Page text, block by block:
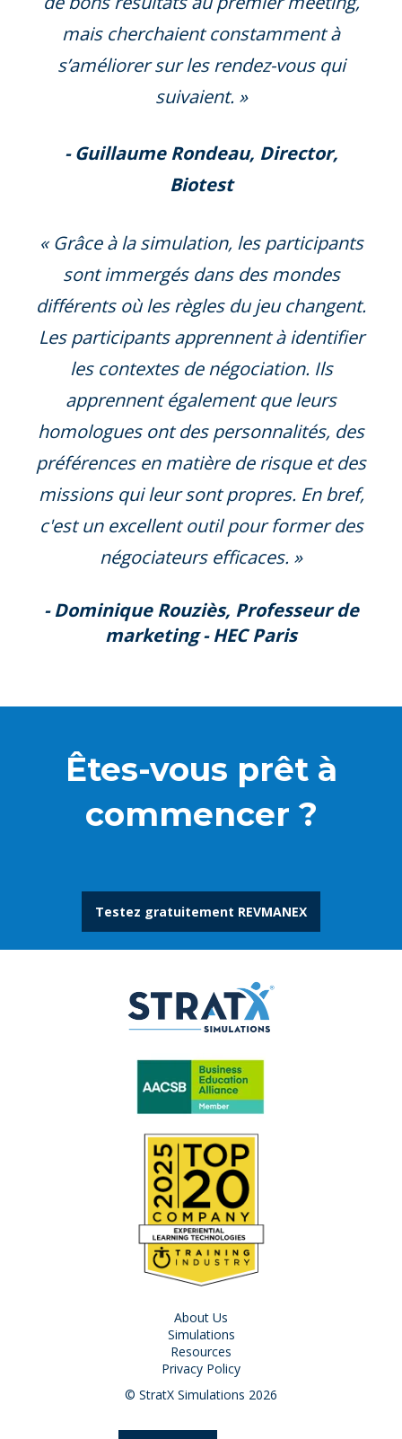
mais cherchaient constamment à
s’améliorer sur les rendez-vous qui
suivaient. »
- Guillaume Rondeau, Director,
Biotest
« Grâce à la simulation, les participants
sont immergés dans des mondes
différents où les règles du jeu changent.
Les participants apprennent à identifier
les contextes de négociation. Ils
apprennent également que leurs
homologues ont des personnalités, des
préférences en matière de risque et des
missions qui leur sont propres. En bref,
c'est un excellent outil pour former des
négociateurs efficaces. »
- Dominique Rouziès, Professeur de
marketing - HEC Paris
Êtes-vous prêt à
commencer ?
Testez gratuitement REVMANEX
About Us
Simulations
Resources
Privacy Policy
© StratX Simulations 2026